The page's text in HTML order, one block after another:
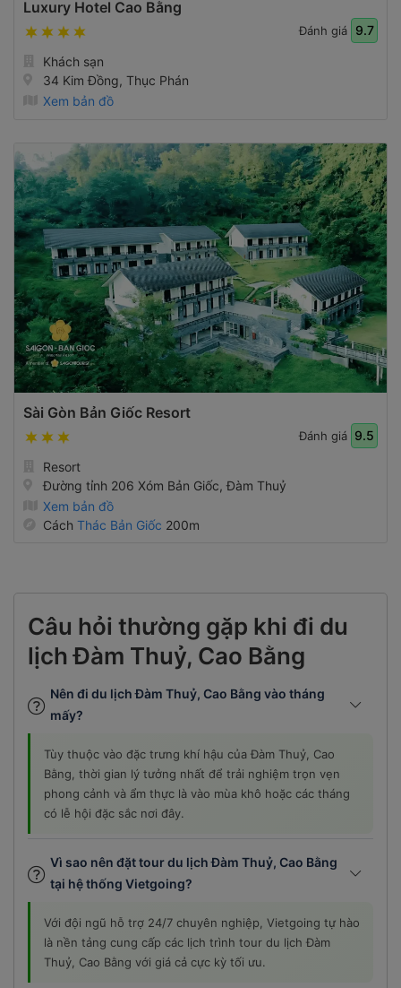
Luxury Hotel Cao Bằng
Đánh giá 9.7
Khách sạn
34 Kim Đồng, Thục Phán
Xem bản đồ
Sài Gòn Bản Giốc Resort
Đánh giá 9.5
Resort
Đường tỉnh 206 Xóm Bản Giốc, Đàm Thuỷ
Xem bản đồ
Cách Thác Bản Giốc 200m
Câu hỏi thường gặp khi đi du
lịch Đàm Thuỷ, Cao Bằng
Nên đi du lịch Đàm Thuỷ, Cao Bằng vào tháng
mấy?
Tùy thuộc vào đặc trưng khí hậu của Đàm Thuỷ, Cao
Bằng, thời gian lý tưởng nhất để trải nghiệm trọn vẹn
phong cảnh và ẩm thực là vào mùa khô hoặc các tháng
có lễ hội đặc sắc nơi đây.
Vì sao nên đặt tour du lịch Đàm Thuỷ, Cao Bằng
tại hệ thống Vietgoing?
Với đội ngũ hỗ trợ 24/7 chuyên nghiệp, Vietgoing tự hào
là nền tảng cung cấp các lịch trình tour du lịch Đàm
Thuỷ, Cao Bằng với giá cả cực kỳ tối ưu.